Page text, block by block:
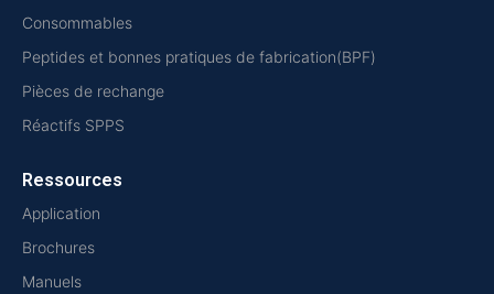
Consommables
Peptides et bonnes pratiques de fabrication(BPF)
Pièces de rechange
Réactifs SPPS
Ressources
Application
Brochures
Manuels